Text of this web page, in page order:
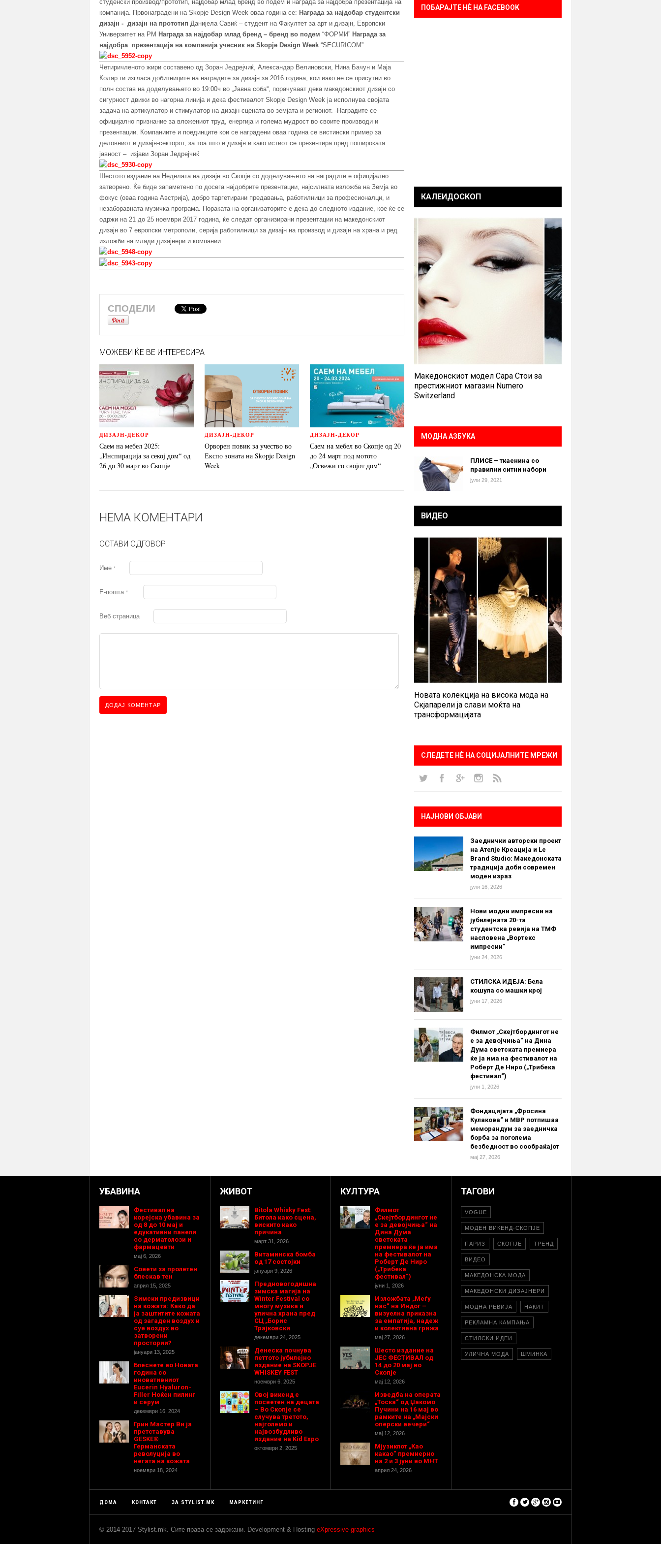
студенски производ/прототип, најдобар млад бренд во подем и награда за најдобра презентација на
компанија. Првонаградени на Skopje Design Week оваа година се: Награда за најдобар студентски
дизајн - дизајн на прототип Данијела Савиќ – студент на Факултет за арт и дизајн, Европски
Универзитет на РМ Награда за најдобар млад бренд – бренд во подем “ФОРМИ” Награда за
најдобра презентација на компанија учесник на Skopje Design Week “SECURICOM”
Четиричленото жири составено од Зоран Једрејчиќ, Александар Велиновски, Нина Бачун и Маја
Колар ги изгласа добитниците на наградите за дизајн за 2016 година, кои иако не се присутни во
полн состав на доделувањето во 19:00ч во „Јавна соба“, порачуваат дека македонскиот дизајн со
сигурност движи во нагорна линија и дека фестивалот Skopje Design Week ја исполнува својата
задача на артикулатор и стимулатор на дизајн-сцената во земјата и регионот. -Наградите се
официјално признание за вложениот труд, енергија и голема мудрост во своите производи и
презентации. Компаниите и поединците кои се наградени оваа година се вистински пример за
деловниот и дизајн-секторот, за тоа што е дизајн и како истиот се презентира пред пошироката
јавност – изјави Зоран Једрејчиќ
Шестото издание на Неделата на дизајн во Скопје со доделувањето на наградите е официјално
затворено. Ќе биде запаметено по досега најдобрите презентации, најсилната изложба на Земја во
фокус (оваа година Австрија), добро таргетирани предавања, работилници за професионалци, и
незаборавната музичка програма. Пораката на организаторите е дека до следното издание, кое ќе се
одржи на 21 до 25 ноември 2017 година, ќе следат организирани презентации на македонскиот
дизајн во 7 европски метрополи, серија работилници за дизајн на производ и дизајн на храна и ред
изложби на млади дизајнери и компании
СПОДЕЛИ
МОЖЕБИ ЌЕ ВЕ ИНТЕРЕСИРА
ДИЗАЈН-ДЕКОР
Саем на мебел 2025:
„Инспирација за секој дом“ од
26 до 30 март во Скопје
ДИЗАЈН-ДЕКОР
Орворен повик за учество во
Експо зоната на Skopje Design
Week
ДИЗАЈН-ДЕКОР
Саем на мебел во Скопје од 20
до 24 март под мотото
„Освежи го својот дом“
НЕМА КОМЕНТАРИ
ОСТАВИ ОДГОВОР
Име *
Е-пошта *
Веб страница
ПОБАРАЈТЕ НÈ НА FACEBOOK
КАЛЕИДОСКОП
Македонскиот модел Сара Стои за
престижниот магазин Numero
Switzerland
МОДНА АЗБУКА
ПЛИСЕ – ткаенина со
правилни ситни набори
јули 29, 2021
ВИДЕО
Новата колекција на висока мода на
Скјапарели ја слави моќта на
трансформацијата
СЛЕДЕТЕ НÈ НА СОЦИЈАЛНИТЕ МРЕЖИ
НАЈНОВИ ОБЈАВИ
Заеднички авторски проект
на Ателје Креација и Le
Brand Studio: Македонската
традиција доби современ
моден израз
јули 16, 2026
Нови модни импресии на
јубилејната 20-та
студентска ревија на ТМФ
насловена „Вортекс
импресии“
јуни 24, 2026
СТИЛСКА ИДЕЈА: Бела
кошула со машки крој
јуни 17, 2026
Филмот „Скејтбордингот не
е за девојчиња“ на Дина
Дума светската премиера
ќе ја има на фестивалот на
Роберт Де Ниро („Трибека
фестивал“)
јуни 1, 2026
Фондацијата „Фросина
Кулакова“ и МВР потпишаа
меморандум за заедничка
борба за поголема
безбедност во сообраќајот
мај 27, 2026
УБАВИНА
Фестивал на
корејска убавина за
од 8 до 10 мај и
едукативни панели
со дерматолози и
фармацевти
мај 6, 2026
Совети за пролетен
блескав тен
април 15, 2025
Зимски предизвици
на кожата: Како да
ја заштитите кожата
од загаден воздух и
сув воздух во
затворени
простории?
јануари 13, 2025
Блеснете во Новата
година со
иновативниот
Eucerin Hyaluron-
Filler Ноќен пилинг
и серум
декември 16, 2024
Грин Мастер Ви ја
претставува
GESKE®
Германската
револуција во
негата на кожата
ноември 18, 2024
ЖИВОТ
Bitola Whisky Fest:
Битола како сцена,
вискито како
причина
март 31, 2026
Витаминска бомба
од 17 состојки
јануари 9, 2026
Предновогодишнa
зимска магија на
Winter Festival со
многу музика и
улична храна пред
СЦ „Борис
Трајковски
декември 24, 2025
Денеска почнува
петтото јубилејно
издание на SKOPJE
WHISKEY FEST
ноември 6, 2025
Овој викенд е
посветен на децата
– Во Скопје се
случува третото,
најголемо и
највозбудливо
издание на Kid Expo
октомври 2, 2025
КУЛТУРА
Филмот
„Скејтбордингот не
е за девојчиња“ на
Дина Дума
светската
премиера ќе ја има
на фестивалот на
Роберт Де Ниро
(„Трибека
фестивал“)
јуни 1, 2026
Изложбата „Меѓу
нас“ на Индог –
визуелна приказна
за емпатија, надеж
и колективна грижа
мај 27, 2026
Шесто издание на
ЈЕС ФЕСТИВАЛ од
14 до 20 мај во
Скопје
мај 12, 2026
Изведба на операта
„Тоска“ од Џакомо
Пучини на 16 мај во
рамките на „Мајски
оперски вечери“
мај 12, 2026
Мјузиклот „Као
какао“ премиерно
на 2 и 3 јуни во МНТ
април 24, 2026
ТАГОВИ
VOGUE
МОДЕН ВИКЕНД-СКОПЈЕ
ПАРИЗ СКОПЈЕ ТРЕНД
ВИДЕО
МАКЕДОНСКА МОДА
МАКЕДОНСКИ ДИЗАЈНЕРИ
МОДНА РЕВИЈА НАКИТ
РЕКЛАМНА КАМПАЊА
СТИЛСКИ ИДЕИ
УЛИЧНА МОДА ШМИНКА
ДОМА КОНТАКТ ЗА STYLIST.MK МАРКЕТИНГ
© 2014-2017 Stylist.mk. Сите права се задржани. Development & Hosting eXpressive graphics